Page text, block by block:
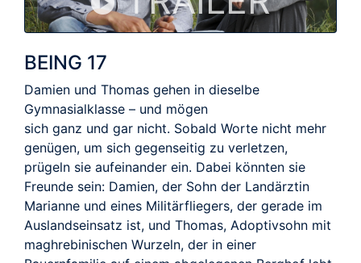
BEING 17
Damien und Thomas gehen in dieselbe
Gymnasialklasse – und mögen
sich ganz und gar nicht. Sobald Worte nicht mehr
genügen, um sich gegenseitig zu verletzen,
prügeln sie aufeinander ein. Dabei könnten sie
Freunde sein: Damien, der Sohn der Landärztin
Marianne und eines Militärfliegers, der gerade im
Auslandseinsatz ist, und Thomas, Adoptivsohn mit
maghrebinischen Wurzeln, der in einer